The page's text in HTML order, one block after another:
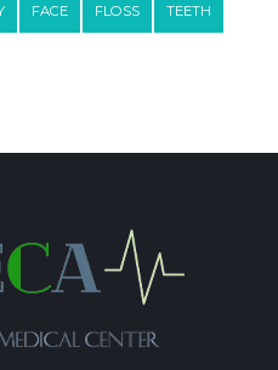
FACE FLOSS TEETH